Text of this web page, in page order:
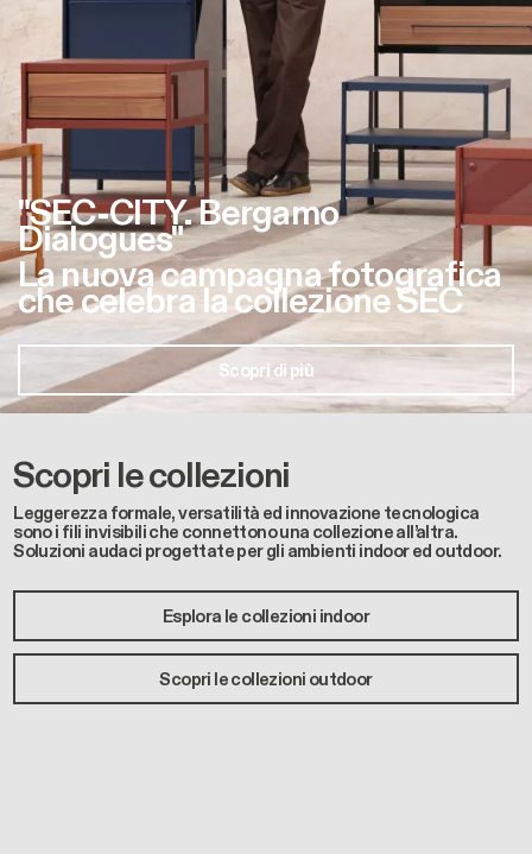
"SEC-CITY. Bergamo
Dialogues"
La nuova campagna fotografica
che celebra la collezione SEC
Scopri di più
Scopri le collezioni
Leggerezza formale, versatilità ed innovazione tecnologica
sono i fili invisibili che connettono una collezione all’altra.
Soluzioni audaci progettate per gli ambienti indoor ed outdoor.
Esplora le collezioni indoor
Scopri le collezioni outdoor